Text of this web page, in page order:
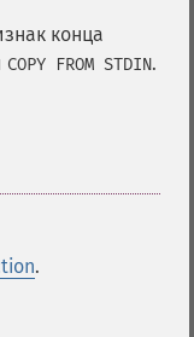
конца
COPY FROM STDIN.
.